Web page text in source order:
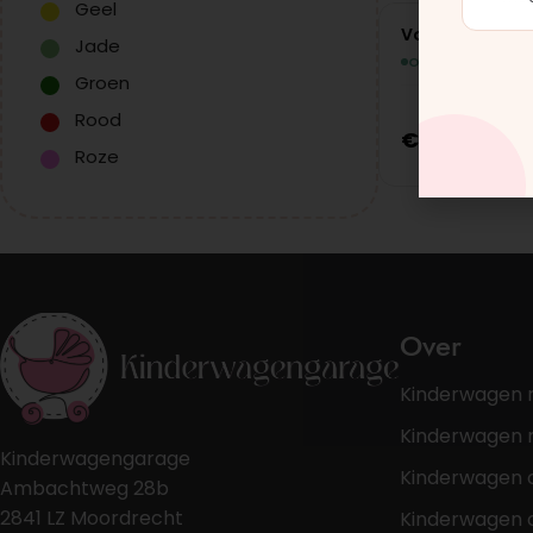
Geel
Jade
Groen
Rood
Roze
Vooras
Op voorraad
€
Kinderwagengarage
Ambachtweg 28b
2841 LZ Moordrecht
Over
Kinderwagen
Kinderwagen
Kinderwagen
Kinderwagen